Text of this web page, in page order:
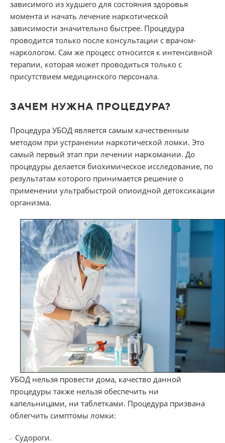
зависимого из худшего для состояния здоровья
момента и начать лечение наркотической
зависимости значительно быстрее. Процедура
проводится только после консультации с врачом-
наркологом. Сам же процесс относится к интенсивной
терапии, которая может проводиться только с
присутствием медицинского персонала.
ЗАЧЕМ НУЖНА ПРОЦЕДУРА?
Процедура УБОД является самым качественным
методом при устранении наркотической ломки. Это
самый первый этап при лечении наркомании. До
процедуры делается биохимическое исследование, по
результатам которого принимается решение о
применении ультрабыстрой опиоидной детоксикации
организма.
УБОД нельзя провести дома, качество данной
процедуры также нельзя обеспечить ни
капельницами, ни таблетками. Процедура призвана
облегчить симптомы ломки:
Судороги.